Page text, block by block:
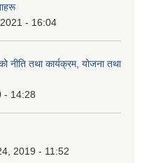
- 16:04
तथा कार्यक्रम, योजना तथा
- 14:28
2019 - 11:52